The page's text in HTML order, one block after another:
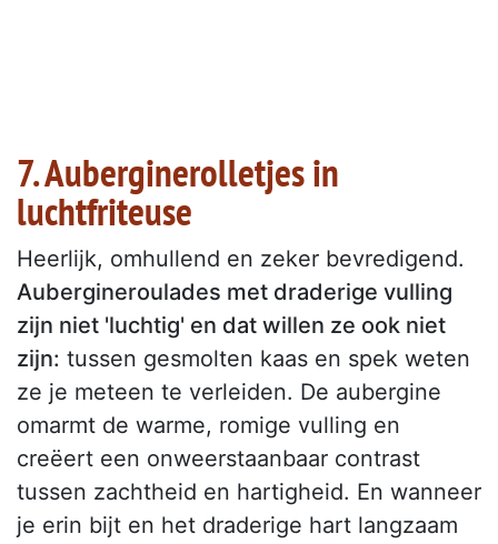
7. Auberginerolletjes in
luchtfriteuse
Heerlijk, omhullend en zeker bevredigend.
Aubergineroulades met draderige vulling
zijn niet 'luchtig' en dat willen ze ook niet
zijn: tussen gesmolten kaas en spek weten
ze je meteen te verleiden. De aubergine
omarmt de warme, romige vulling en
creëert een onweerstaanbaar contrast
tussen zachtheid en hartigheid. En wanneer
je erin bijt en het draderige hart langzaam